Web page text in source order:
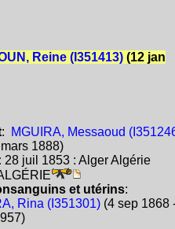
Reine (I351413)(12 jan
:
MGUIRA, Messaoud
1888)
28 juil 1853 : Alger Algérie
et utérins:
Rina (I351301)(4 sep 1868